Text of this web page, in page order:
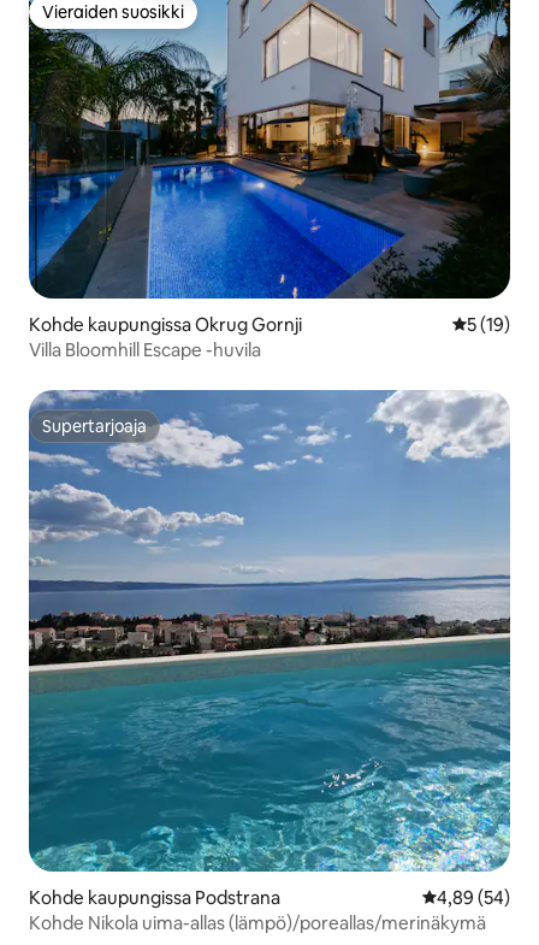
Vieraiden suosikki
Vieraiden suosikki
Kohde kaupungissa Okrug Gornji
5 (19)
Villa Bloomhill Escape -huvila
Supertarjoaja
Supertarjoaja
Kohde kaupungissa Podstrana
4,89 (54)
Kohde Nikola uima-allas (lämpö)/poreallas/merinäkymä